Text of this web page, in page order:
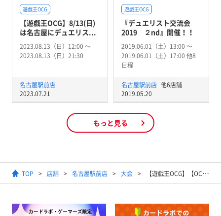
遊戯王OCG
【遊戯王OCG】8/13(日)
は名古屋にデュエリス...
2023.08.13（日）12:00 〜
2023.08.13（日）21:30
名古屋駅前店
2023.07.21
遊戯王OCG
『デュエリスト交流会
2019 ２nd』開催！！
2019.06.01（土）13:00 〜
2019.06.01（土）17:00 他8
日程
名古屋駅前店 他6店舗
2019.05.20
もっと見る
TOP 店舗 名古屋駅前店 大会 【遊戯王OCG】【OCG】ランキングデュエル（マッチ戦）